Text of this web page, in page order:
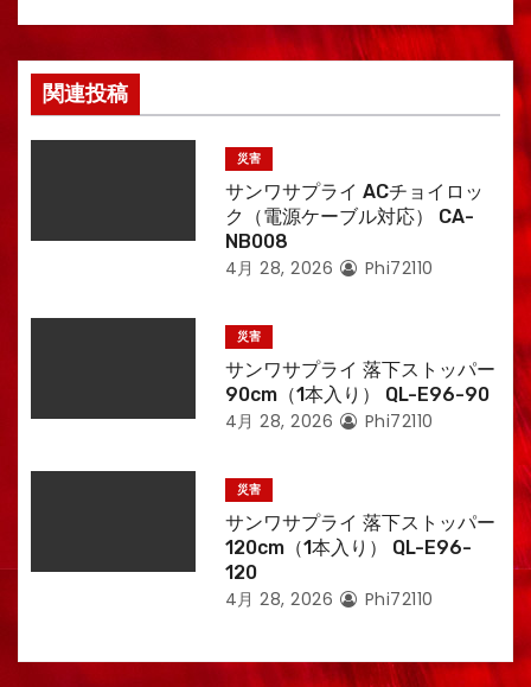
ン
関連投稿
災害
サンワサプライ ACチョイロッ
ク（電源ケーブル対応） CA-
NB008
4月 28, 2026 Phi72110
災害
サンワサプライ 落下ストッパー
90cm（1本入り） QL-E96-90
4月 28, 2026 Phi72110
災害
サンワサプライ 落下ストッパー
120cm（1本入り） QL-E96-
120
4月 28, 2026 Phi72110